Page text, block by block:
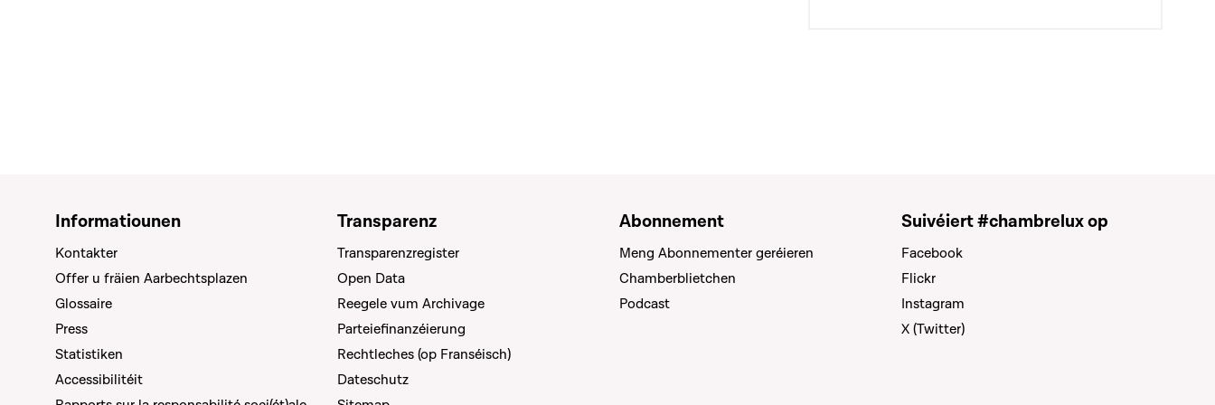
Informatiounen
Kontakter
Offer u fräien Aarbechtsplazen
Glossaire
Press
Statistiken
Accessibilitéit
Transparenz
Transparenzregister
Open Data
Reegele vum Archivage
Parteiefinanzéierung
Rechtleches (op Franséisch)
Dateschutz
Abonnement
Meng Abonnementer geréieren
Chamberblietchen
Podcast
Suivéiert #chambrelux op
Facebook
Flickr
Instagram
X (Twitter)